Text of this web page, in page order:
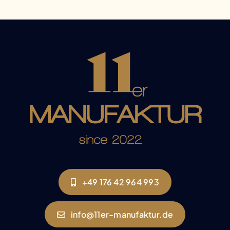
+49 176 42 964 993
info@11er-manufaktur.de